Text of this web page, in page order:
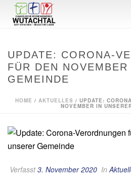
UPDATE: CORONA-
FÜR DEN
GEMEINDE
HOME / AKTUELLES / UPDATE:
NOVEMBER IN
Verfasst3. November 2020 In